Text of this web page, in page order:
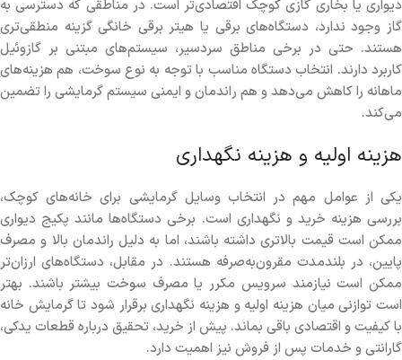
دیواری یا بخاری گازی کوچک اقتصادی‌تر است. در مناطقی که دسترسی به
گاز وجود ندارد، دستگاه‌های برقی یا هیتر برقی خانگی گزینه منطقی‌تری
هستند. حتی در برخی مناطق سردسیر، سیستم‌های مبتنی بر گازوئیل
کاربرد دارند. انتخاب دستگاه مناسب با توجه به نوع سوخت، هم هزینه‌های
ماهانه را کاهش می‌دهد و هم راندمان و ایمنی سیستم گرمایشی را تضمین
می‌کند.
هزینه اولیه و هزینه نگهداری
یکی از عوامل مهم در انتخاب وسایل گرمایشی برای خانه‌های کوچک،
بررسی هزینه خرید و نگهداری است. برخی دستگاه‌ها مانند پکیج دیواری
ممکن است قیمت بالاتری داشته باشند، اما به دلیل راندمان بالا و مصرف
پایین، در بلندمدت مقرون‌به‌صرفه هستند. در مقابل، دستگاه‌های ارزان‌تر
ممکن است نیازمند سرویس مکرر یا مصرف سوخت بیشتر باشند. بهتر
است توازنی میان هزینه اولیه و هزینه نگهداری برقرار شود تا گرمایش خانه
با کیفیت و اقتصادی باقی بماند. پیش از خرید، تحقیق درباره قطعات یدکی،
گارانتی و خدمات پس از فروش نیز اهمیت دارد.